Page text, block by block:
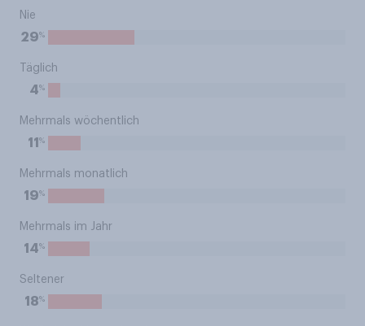
Nie
29%
Täglich
4%
Mehrmals wöchentlich
11 %
Mehrmals monatlich
19%
Mehrmals im Jahr
14%
Seltener
18%